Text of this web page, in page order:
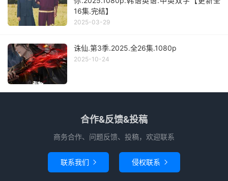
16集.完结】
2025-03-29
诛仙.第3季.2025.全26集.1080p
2025-10-24
合作&反馈&投稿
商务合作、问题反馈、投稿，欢迎联系
联系我们  侵权联系 